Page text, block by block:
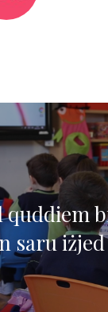
quddiem
saru